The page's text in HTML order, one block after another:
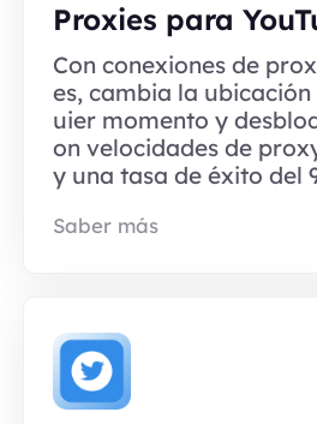
Proxies para
Con conexiones de
es, cambia la
uier momento y
on velocidades de
y una tasa de éxito del
Saber más